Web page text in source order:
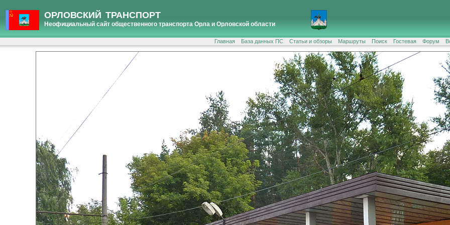
ОРЛОВСКИЙ ТРАНСПОРТ
Неофициальный сайт общественного транспорта Орла и Орловской области
Главная База данных ПС Статьи и обзоры Маршруты Поиск Гостевая Форум